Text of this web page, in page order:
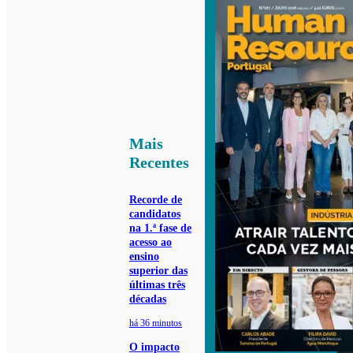
Mais
Recentes
Recorde de
candidatos
na 1.ª fase de
acesso ao
ensino
superior das
últimas três
décadas
há 36 minutos
O impacto